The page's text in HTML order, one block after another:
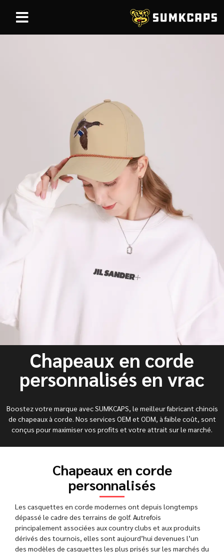
Chapeaux en corde
personnalisés en vrac
Boostez votre marque avec SUMKCAPS, le meilleur fabricant chinois
de chapeaux à corde. Nos services OEM et ODM, à faible coût, sont
conçus pour maximiser vos profits et votre attrait sur le marché.
Chapeaux en corde
personnalisés
Les casquettes en corde modernes ont depuis longtemps
dépassé le cadre des terrains de golf. Autrefois
principalement associées aux country clubs et aux produits
dérivés des tournois, elles sont aujourd’hui devenues l’un
des modèles de casquettes les plus prisés sur les marchés du